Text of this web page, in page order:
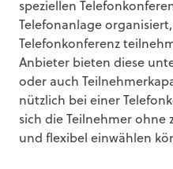
speziellen
Telefonanlage
Telefonkonferenz
Anbieter bieten diese
oder auch
nützlich bei einer
sich die Teilnehmer ohne
und flexibel einwählen